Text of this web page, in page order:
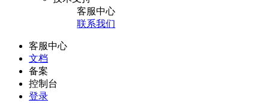
客服中心
联系我们
客服中心
文档
备案
控制台
登录